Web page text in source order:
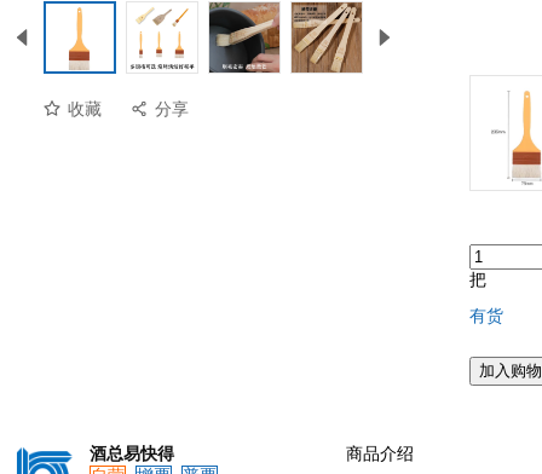
收藏 分享
把
有货
加入购
酒总易快得
商品介绍